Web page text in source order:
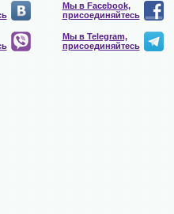
Мы в Facebook,
присоединяйтесь
Мы в Telegram,
присоединяйтесь